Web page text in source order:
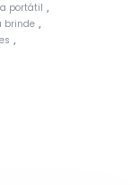
portátil ,
brinde ,
,